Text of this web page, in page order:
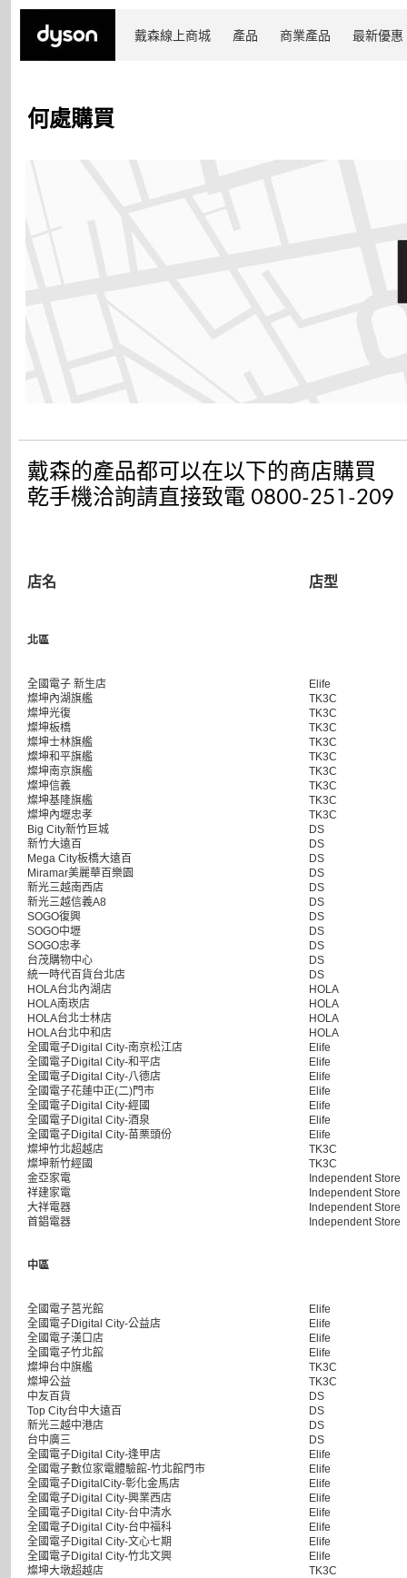
戴森線上商城 產品 商業產品 最新優惠
何處購買
戴森的產品都可以在以下的商店購買
乾手機洽詢請直接致電 0800-251-209
店名 店型
北區
全國電子 新生店
Elife
燦坤內湖旗艦
TK3C
燦坤光復
TK3C
燦坤板橋
TK3C
燦坤士林旗艦
TK3C
燦坤和平旗艦
TK3C
燦坤南京旗艦
TK3C
燦坤信義
TK3C
燦坤基隆旗艦
TK3C
燦坤內壢忠孝
TK3C
Big City新竹巨城
DS
新竹大遠百
DS
Mega City板橋大遠百
DS
Miramar美麗華百樂園
DS
新光三越南西店
DS
新光三越信義A8
DS
SOGO復興
DS
SOGO中壢
DS
SOGO忠孝
DS
台茂購物中心
DS
統一時代百貨台北店
DS
HOLA台北內湖店
HOLA
HOLA南崁店
HOLA
HOLA台北士林店
HOLA
HOLA台北中和店
HOLA
全國電子Digital City-南京松江店
Elife
全國電子Digital City-和平店
Elife
全國電子Digital City-八德店
Elife
全國電子花蓮中正(二)門市
Elife
全國電子Digital City-經國
Elife
全國電子Digital City-酒泉
Elife
全國電子Digital City-苗栗頭份
Elife
燦坤竹北超越店
TK3C
燦坤新竹經國
TK3C
金亞家電
Independent Store
祥建家電
Independent Store
大祥電器
Independent Store
首錩電器
Independent Store
中區
全國電子莒光館
Elife
全國電子Digital City-公益店
Elife
全國電子漢口店
Elife
全國電子竹北館
Elife
燦坤台中旗艦
TK3C
燦坤公益
TK3C
中友百貨
DS
Top City台中大遠百
DS
新光三越中港店
DS
台中廣三
DS
全國電子Digital City-逢甲店
Elife
全國電子數位家電體驗館-竹北館門市
Elife
全國電子DigitalCity-彰化金馬店
Elife
全國電子Digital City-興業西店
Elife
全國電子Digital City-台中清水
Elife
全國電子Digital City-台中福科
Elife
全國電子Digital City-文心七期
Elife
全國電子Digital City-竹北文興
Elife
燦坤大墩超越店
TK3C